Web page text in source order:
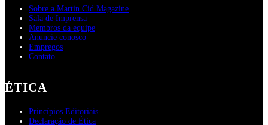
Sobre a Martin Cid Magazine
Sala de Imprensa
Membros da equipe
Anuncie conosco
Empregos
Contato
ÉTICA
Princípios Editoriais
Declaração de Ética